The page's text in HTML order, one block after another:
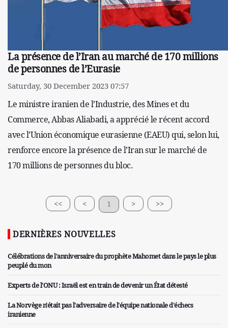
La présence de l’Iran au marché de 170 millions
de personnes de l’Eurasie
Saturday, 30 December 2023 07:57
Le ministre iranien de l’Industrie, des Mines et du
Commerce, Abbas Aliabadi, a apprécié le récent accord
avec l’Union économique eurasienne (EAEU) qui, selon lui,
renforce encore la présence de l’Iran sur le marché de
170 millions de personnes du bloc.
<< < 1 > >>
DERNIÈRES NOUVELLES
Célébrations de l'anniversaire du prophète Mahomet dans le pays le plus
peuplé du mon
Experts de l'ONU : Israël est en train de devenir un État détesté
La Norvège n'était pas l'adversaire de l'équipe nationale d'échecs
iranienne